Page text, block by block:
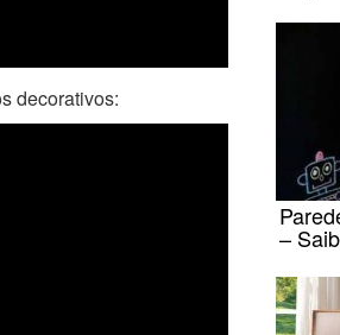
decorativos:
–